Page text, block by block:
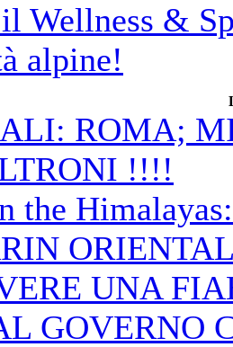
il Wellness &
alpine!
ROMA;
!!!!
the
UNA
GOVERNO